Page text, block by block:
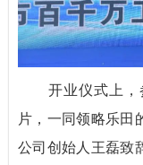
开业仪式上，
片，一同领略乐田
公司创始人王磊致